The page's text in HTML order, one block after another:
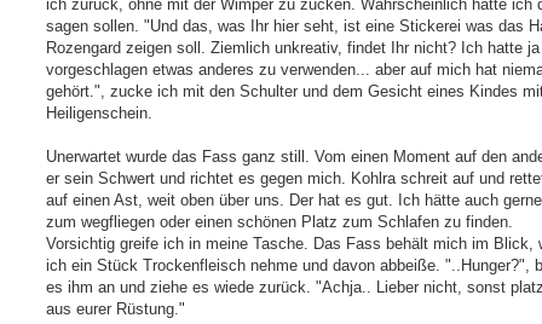
ich zurück, ohne mit der Wimper zu zucken. Wahrscheinlich hätte ich
sagen sollen. "Und das, was Ihr hier seht, ist eine Stickerei was das
Rozengard zeigen soll. Ziemlich unkreativ, findet Ihr nicht? Ich hatte ja
vorgeschlagen etwas anderes zu verwenden... aber auf mich hat
gehört.", zucke ich mit den Schulter und dem Gesicht eines Kindes
Heiligenschein.
Unerwartet wurde das Fass ganz still. Vom einen Moment auf den
er sein Schwert und richtet es gegen mich. Kohlra schreit auf und
auf einen Ast, weit oben über uns. Der hat es gut. Ich hätte auch
zum wegfliegen oder einen schönen Platz zum Schlafen zu finden.
Vorsichtig greife ich in meine Tasche. Das Fass behält mich im Blick,
ich ein Stück Trockenfleisch nehme und davon abbeiße. "..Hunger?",
es ihm an und ziehe es wiede zurück. "Achja.. Lieber nicht, sonst
aus eurer Rüstung."